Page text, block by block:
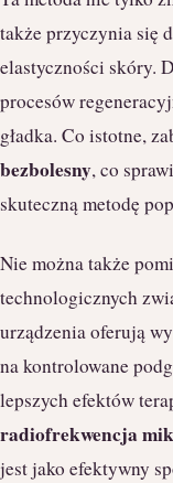
także przyczynia się
elastyczności skóry.
procesów
gładka. Co istotne,
bezbolesny, co
skuteczną metodę
Nie można także
technologicznych
urządzenia oferują
na kontrolowane
lepszych efektów
radiofrekwencja
jest jako efektywny